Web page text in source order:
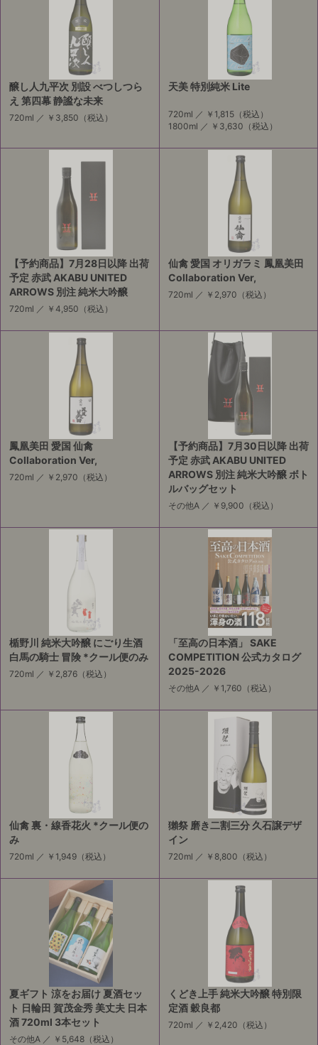
醸し人九平次 別設 べつしつら
え 第四幕 静謐な未来
720ml ／ ￥3,850 （税込）
天美 特別純米 Lite
720ml ／ ￥1,815（税込）
1800ml ／ ￥3,630 （税込）
【予約商品】7月28日以降 出荷
予定 赤武 AKABU UNITED
ARROWS 別注 純米大吟醸
720ml ／ ￥4,950 （税込）
仙禽 愛国 オリガラミ 鳳凰美田
Collaboration Ver,
720ml ／ ￥2,970 （税込）
鳳凰美田 愛国 仙禽
Collaboration Ver,
720ml ／ ￥2,970 （税込）
【予約商品】7月30日以降 出荷
予定 赤武 AKABU UNITED
ARROWS 別注 純米大吟醸 ボト
ルバッグセット
その他A ／ ￥9,900 （税込）
楯野川 純米大吟醸 にごり生酒
白馬の騎士 冒険 *クール便のみ
720ml ／ ￥2,876 （税込）
「至高の日本酒」 SAKE
COMPETITION 公式カタログ
2025-2026
その他A ／ ￥1,760 （税込）
仙禽 裏・線香花火 *クール便の
み
720ml ／ ￥1,949 （税込）
獺祭 磨き二割三分 久石譲デザ
イン
720ml ／ ￥8,800 （税込）
夏ギフト 涼をお届け 夏酒セッ
ト 日輪田 賀茂金秀 美丈夫 日本
酒 720ml 3本セット
その他A ／ ￥5,648 （税込）
くどき上手 純米大吟醸 特別限
定酒 穀良都
720ml ／ ￥2,420 （税込）